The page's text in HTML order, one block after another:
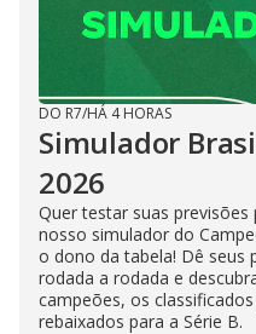
DO R7/HÁ 4 HORAS
Simulador
2026
Quer testar suas
nosso simulador do
o dono da tabela! Dê seus
rodada a rodada e
campeões, os
rebaixados para a Série B.